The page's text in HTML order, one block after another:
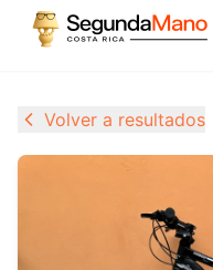
Volver a resultados